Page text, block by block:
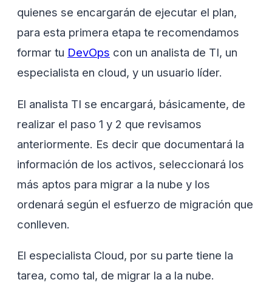
quienes se encargarán de ejecutar el plan,
para esta primera etapa te recomendamos
formar tu DevOps con un analista de TI, un
especialista en cloud, y un usuario líder.
El analista TI se encargará, básicamente, de
realizar el paso 1 y 2 que revisamos
anteriormente. Es decir que documentará la
información de los activos, seleccionará los
más aptos para migrar a la nube y los
ordenará según el esfuerzo de migración que
conlleven.
El especialista Cloud, por su parte tiene la
tarea, como tal, de migrar la a la nube.